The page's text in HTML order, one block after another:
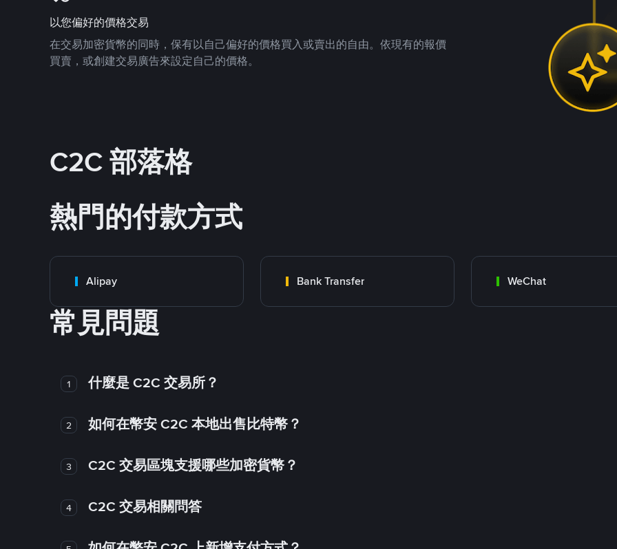
以您偏好的價格交易
在交易加密貨幣的同時，保有以自己偏好的價格買入或賣出的自由。依現有的報價
買賣，或創建交易廣告來設定自己的價格。
C2C 部落格
熱門的付款方式
Alipay Bank Transfer WeChat
常見問題
1 什麼是 C2C 交易所？
2 如何在幣安 C2C 本地出售比特幣？
3 C2C 交易區塊支援哪些加密貨幣？
4 C2C 交易相關問答